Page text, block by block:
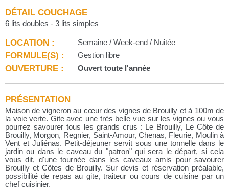
DÉTAIL COUCHAGE
6 lits doubles - 3 lits simples
LOCATION : Semaine / Week-end / Nuitée
FORMULE(S) : Gestion libre
OUVERTURE : Ouvert toute l'année
PRÉSENTATION
Maison de vigneron au cœur des vignes de Brouilly et à 100m de
la voie verte. Gite avec une très belle vue sur les vignes ou vous
pourrez savourer tous les grands crus : Le Brouilly, Le Côte de
Brouilly, Morgon, Regnier, Saint-Amour, Chenas, Fleurie, Moulin à
Vent et Juliénas. Petit-déjeuner servit sous une tonnelle dans le
jardin ou dans le caveau du "patron" qui sera le départ, si cela
vous dit, d'une tournée dans les caveaux amis pour savourer
Brouilly et Côtes de Brouilly. Sur devis et réservation préalable,
possibilité de repas au gite, traiteur ou cours de cuisine par un
chef cuisinier.